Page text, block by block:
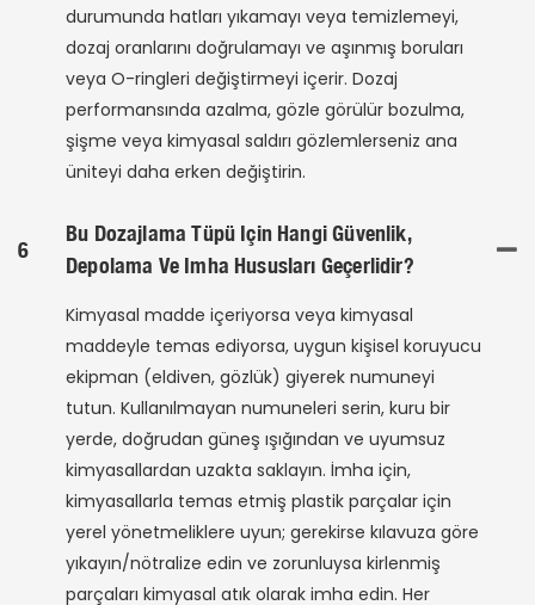
durumunda hatları yıkamayı veya temizlemeyi,
dozaj oranlarını doğrulamayı ve aşınmış boruları
veya O-ringleri değiştirmeyi içerir. Dozaj
performansında azalma, gözle görülür bozulma,
şişme veya kimyasal saldırı gözlemlerseniz ana
üniteyi daha erken değiştirin.
6
Bu Dozajlama Tüpü Için Hangi Güvenlik,
Depolama Ve Imha Hususları Geçerlidir?
Kimyasal madde içeriyorsa veya kimyasal
maddeyle temas ediyorsa, uygun kişisel koruyucu
ekipman (eldiven, gözlük) giyerek numuneyi
tutun. Kullanılmayan numuneleri serin, kuru bir
yerde, doğrudan güneş ışığından ve uyumsuz
kimyasallardan uzakta saklayın. İmha için,
kimyasallarla temas etmiş plastik parçalar için
yerel yönetmeliklere uyun; gerekirse kılavuza göre
yıkayın/nötralize edin ve zorunluysa kirlenmiş
parçaları kimyasal atık olarak imha edin. Her